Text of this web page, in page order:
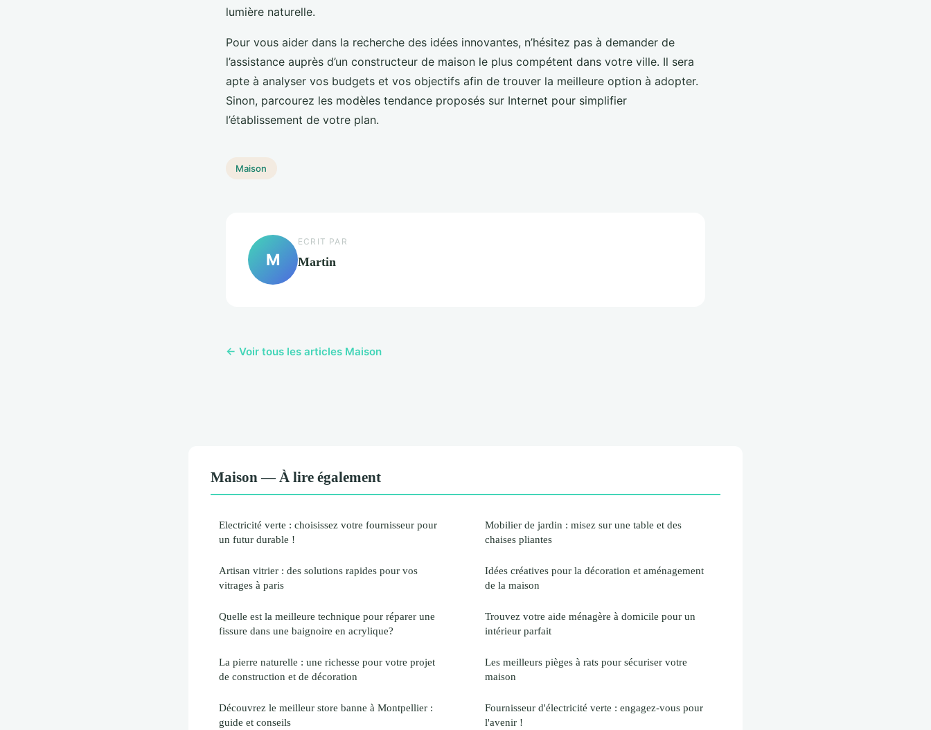
lumière naturelle.
Pour vous aider dans la recherche des idées innovantes, n’hésitez pas à demander de
l’assistance auprès d’un constructeur de maison le plus compétent dans votre ville. Il sera
apte à analyser vos budgets et vos objectifs afin de trouver la meilleure option à adopter.
Sinon, parcourez les modèles tendance proposés sur Internet pour simplifier
l’établissement de votre plan.
Maison
M
ECRIT PAR
Martin
← Voir tous les articles Maison
Maison — À lire également
Electricité verte : choisissez votre fournisseur pour
un futur durable !
Artisan vitrier : des solutions rapides pour vos
vitrages à paris
Quelle est la meilleure technique pour réparer une
fissure dans une baignoire en acrylique?
La pierre naturelle : une richesse pour votre projet
de construction et de décoration
Découvrez le meilleur store banne à Montpellier :
guide et conseils
Mobilier de jardin : misez sur une table et des
chaises pliantes
Idées créatives pour la décoration et aménagement
de la maison
Trouvez votre aide ménagère à domicile pour un
intérieur parfait
Les meilleurs pièges à rats pour sécuriser votre
maison
Fournisseur d'électricité verte : engagez-vous pour
l'avenir !